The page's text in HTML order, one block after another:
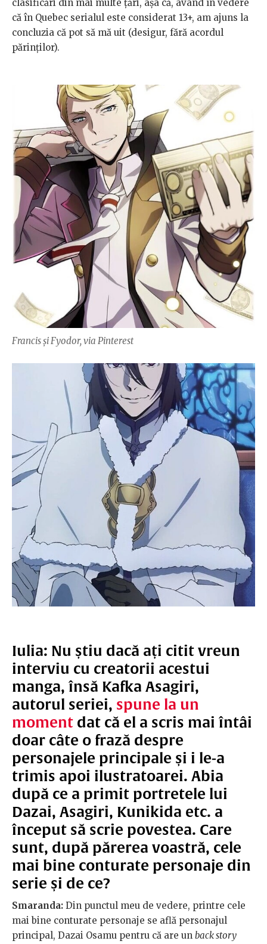
clasificări din mai multe țări, așa că, având în vedere
că în Quebec serialul este considerat 13+, am ajuns la
concluzia că pot să mă uit (desigur, fără acordul
părinților).
Francis și Fyodor, via Pinterest
Iulia: Nu știu dacă ați citit vreun
interviu cu creatorii acestui
manga, însă Kafka Asagiri,
autorul seriei, spune la un
moment dat că el a scris mai întâi
doar câte o frază despre
personajele principale și i le-a
trimis apoi ilustratoarei. Abia
după ce a primit portretele lui
Dazai, Asagiri, Kunikida etc. a
început să scrie povestea. Care
sunt, după părerea voastră, cele
mai bine conturate personaje din
serie și de ce?
Smaranda: Din punctul meu de vedere, printre cele
mai bine conturate personaje se află personajul
principal, Dazai Osamu pentru că are un back story